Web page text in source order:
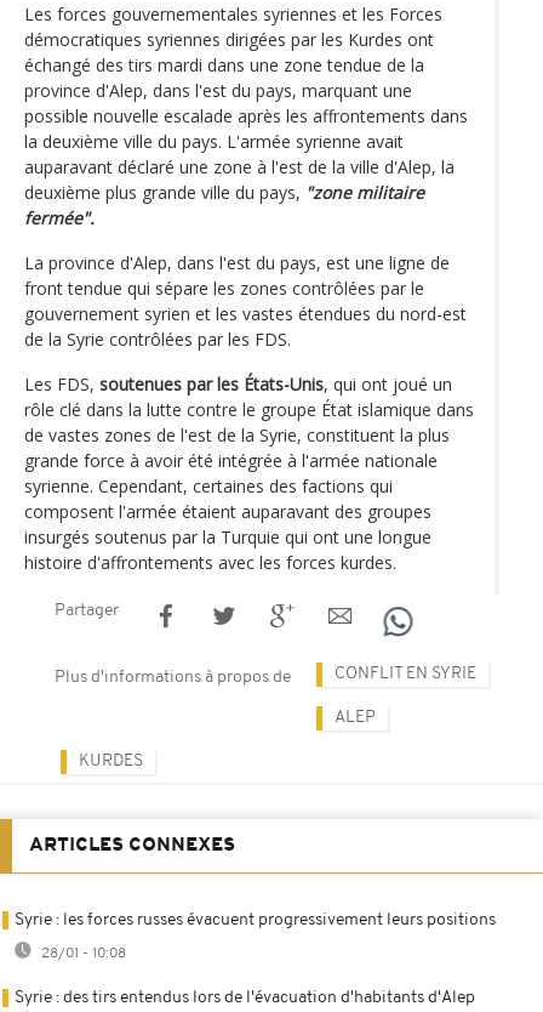
Les forces gouvernementales syriennes et les Forces
démocratiques syriennes dirigées par les Kurdes ont
échangé des tirs mardi dans une zone tendue de la
province d'Alep, dans l'est du pays, marquant une
possible nouvelle escalade après les affrontements dans
la deuxième ville du pays. L'armée syrienne avait
auparavant déclaré une zone à l'est de la ville d'Alep, la
deuxième plus grande ville du pays, "zone militaire
fermée".
La province d'Alep, dans l'est du pays, est une ligne de
front tendue qui sépare les zones contrôlées par le
gouvernement syrien et les vastes étendues du nord-est
de la Syrie contrôlées par les FDS.
Les FDS, soutenues par les États-Unis, qui ont joué un
rôle clé dans la lutte contre le groupe État islamique dans
de vastes zones de l'est de la Syrie, constituent la plus
grande force à avoir été intégrée à l'armée nationale
syrienne. Cependant, certaines des factions qui
composent l'armée étaient auparavant des groupes
insurgés soutenus par la Turquie qui ont une longue
histoire d'affrontements avec les forces kurdes.
Partager
Plus d'informations à propos de CONFLIT EN SYRIE
ALEP
KURDES
ARTICLES CONNEXES
Syrie : les forces russes évacuent progressivement leurs positions
28/01 - 10:08
Syrie : des tirs entendus lors de l'évacuation d'habitants d'Alep